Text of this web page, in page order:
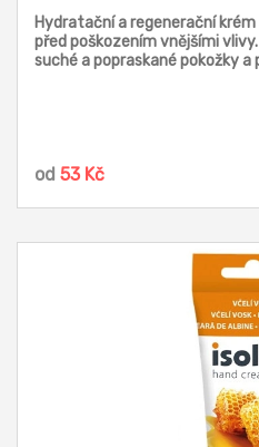
Hydratační a regenerační
před poškozením vnějšími
suché a popraskané pokožky
od 53 Kč